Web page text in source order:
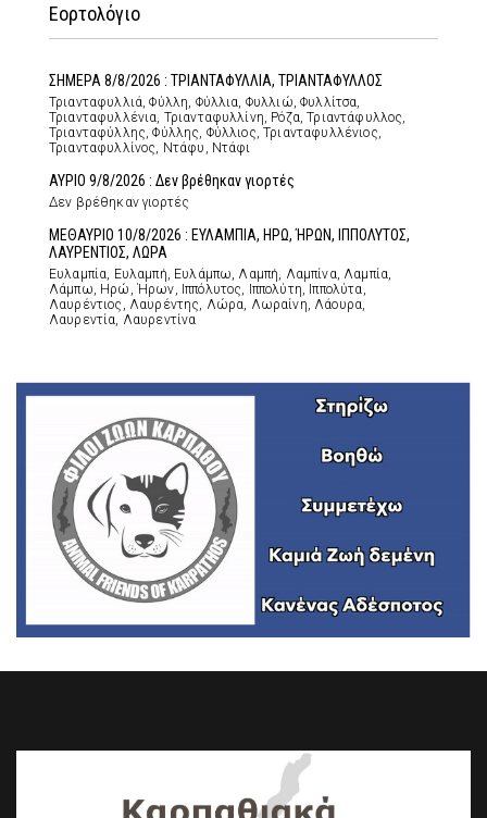
Εορτολόγιο
ΣΗΜΕΡΑ 8/8/2026 : ΤΡΙΑΝΤΑΦΥΛΛΙΑ, ΤΡΙΑΝΤΑΦΥΛΛΟΣ
Τριανταφυλλιά, Φύλλη, Φύλλια, Φυλλιώ, Φυλλίτσα,
Τριανταφυλλένια, Τριανταφυλλίνη, Ρόζα, Τριαντάφυλλος,
Τριανταφύλλης, Φύλλης, Φύλλιος, Τριανταφυλλένιος,
Τριανταφυλλίνος, Ντάφυ, Ντάφι
ΑΥΡΙΟ 9/8/2026 : Δεν βρέθηκαν γιορτές
Δεν βρέθηκαν γιορτές
ΜΕΘΑΥΡΙΟ 10/8/2026 : ΕΥΛΑΜΠΙΑ, ΗΡΩ, ΉΡΩΝ, ΙΠΠΟΛΥΤΟΣ,
ΛΑΥΡΕΝΤΙΟΣ, ΛΩΡΑ
Ευλαμπία, Ευλαμπή, Ευλάμπω, Λαμπή, Λαμπίνα, Λαμπία,
Λάμπω, Ηρώ, Ήρων, Ιππόλυτος, Ιππολύτη, Ιππολύτα,
Λαυρέντιος, Λαυρέντης, Λώρα, Λωραίνη, Λάουρα,
Λαυρεντία, Λαυρεντίνα